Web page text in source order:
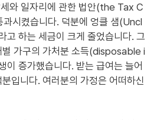
와 일자리에 관한 법안(the Tax C
시켰습니다. 덕분에 엉클 샘(Uncl
고 하는 세금이 크게 줄었습니다. 그
별 가구의 가처분 소득(disposable i
증가했습니다. 받는 급여는 늘어
입니다. 여러분의 가정은 어떠하신